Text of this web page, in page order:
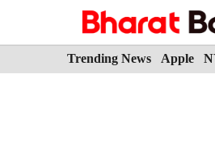
Trending News Apple